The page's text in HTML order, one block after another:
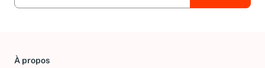
À propos